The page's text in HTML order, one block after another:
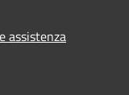
assistenza